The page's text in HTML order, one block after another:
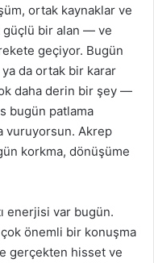
ortak kaynaklar ve
güçlü bir alan — ve
geçiyor. Bugün
da ortak bir karar
daha derin bir şey —
bugün patlama
vuruyorsun. Akrep
korkma, dönüşüme
enerjisi var bugün.
önemli bir konuşma
gerçekten hisset ve